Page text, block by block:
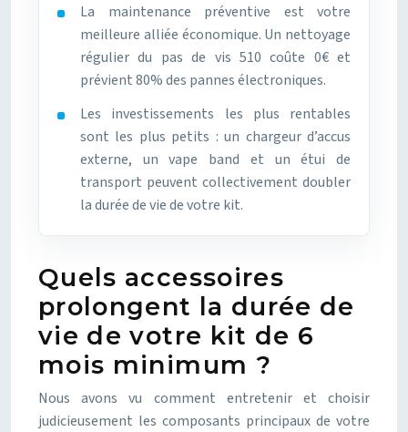
La maintenance préventive est votre
meilleure alliée économique. Un nettoyage
régulier du pas de vis 510 coûte 0€ et
prévient 80% des pannes électroniques.
Les investissements les plus rentables
sont les plus petits : un chargeur d’accus
externe, un vape band et un étui de
transport peuvent collectivement doubler
la durée de vie de votre kit.
Quels accessoires
prolongent la durée de
vie de votre kit de 6
mois minimum ?
Nous avons vu comment entretenir et choisir
judicieusement les composants principaux de votre